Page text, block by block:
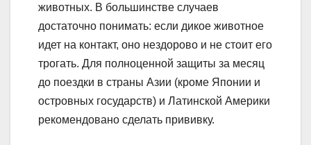
животных. В большинстве случаев
достаточно понимать: если дикое животное
идет на контакт, оно нездорово и не стоит его
трогать. Для полноценной защиты за месяц
до поездки в страны Азии (кроме Японии и
островных государств) и Латинской Америки
рекомендовано сделать прививку.